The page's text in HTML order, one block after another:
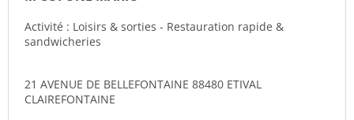
Activité : Loisirs & sorties - Restauration rapide &
sandwicheries
21 AVENUE DE BELLEFONTAINE 88480 ETIVAL
CLAIREFONTAINE